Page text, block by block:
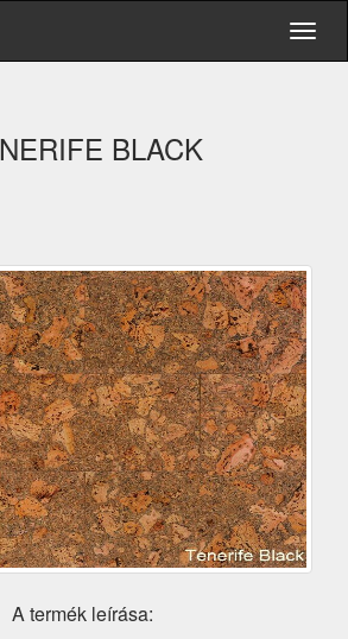
BLACK
A termék leírása: